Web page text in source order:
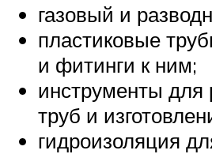
газовый и
пластиковые
и фитинги к ним;
инструменты для
труб и
гидроизоляция